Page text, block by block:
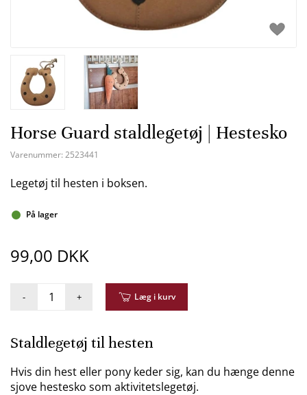
Horse Guard staldlegetøj | Hestesko
Varenummer: 2523441
Legetøj til hesten i boksen.
På lager
99,00 DKK
- + Læg i kurv
Staldlegetøj til hesten
Hvis din hest eller pony keder sig, kan du hænge denne
sjove hestesko som aktivitetslegetøj.